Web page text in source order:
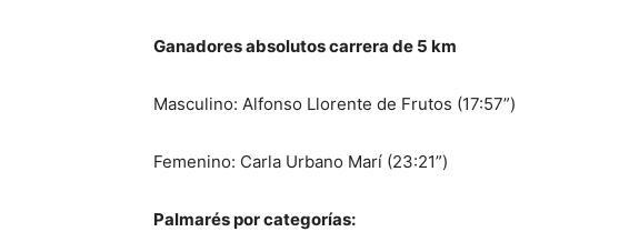
Ganadores absolutos carrera de 5 km
Masculino: Alfonso Llorente de Frutos (17:57”)
Femenino: Carla Urbano Marí (23:21”)
Palmarés por categorías: